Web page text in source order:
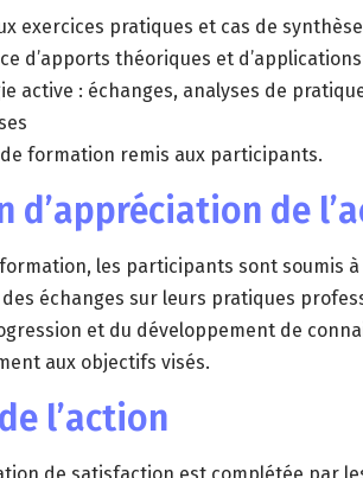
exercices pratiques et cas de
d’apports théoriques et
active : échanges, analyses de
formation remis aux participants.
d’appréciation de
les participants sont soumis
échanges sur leurs pratiques
et du développement de
aux objectifs visés.
l’action